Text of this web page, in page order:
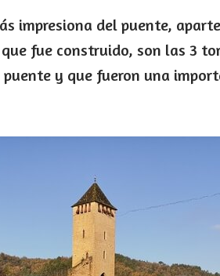
impresiona del puente,
fue construido, son las 3
y que fueron una